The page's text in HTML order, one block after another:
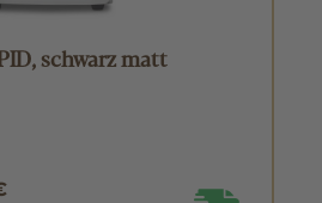
schwarz matt